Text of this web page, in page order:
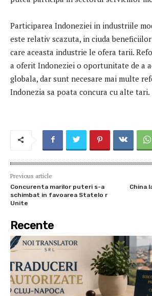
Participarea Indoneziei in industriile
este relativ scazuta, in ciuda
care aceasta industrie le ofera tarii.
a oferit Indoneziei o oportunitate de a
globala, dar sunt necesare mai multe
Indonezia sa poata concura cu alte tari.
Previous article
Concurenta marilor puteri s-a
schimbat in favoarea Statelo r
Unite
China
Recente